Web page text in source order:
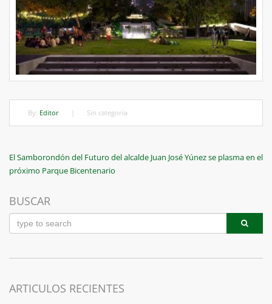
By: Editor Sin categoría
Navegación
de
entradas
Previous
Post
El Samborondón del Futuro del alcalde Juan José Yúnez se plasma en el
próximo Parque Bicentenario
BUSCAR
ARTICULOS RECIENTES